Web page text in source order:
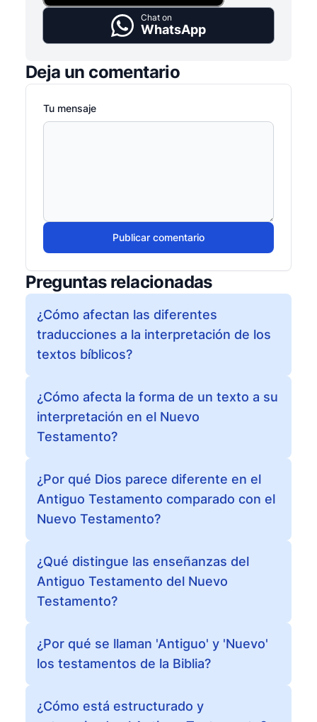
Chat on
WhatsApp
Deja un comentario
Tu mensaje
Publicar comentario
Preguntas relacionadas
¿Cómo afectan las diferentes
traducciones a la interpretación de los
textos bíblicos?
¿Cómo afecta la forma de un texto a su
interpretación en el Nuevo
Testamento?
¿Por qué Dios parece diferente en el
Antiguo Testamento comparado con el
Nuevo Testamento?
¿Qué distingue las enseñanzas del
Antiguo Testamento del Nuevo
Testamento?
¿Por qué se llaman 'Antiguo' y 'Nuevo'
los testamentos de la Biblia?
¿Cómo está estructurado y